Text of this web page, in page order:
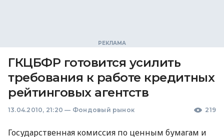
ГКЦБФР готовится усилить
требования к работе кредитных
рейтинговых агентств
13.04.2010, 21:20 — Фондовый рынок 219
Государственная комиссия по ценным бумагам и